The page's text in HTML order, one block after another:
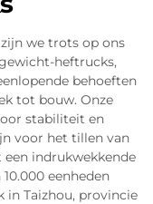
we trots op ons
heftrucks,
behoeften
tot bouw. Onze
stabiliteit en
voor het tillen van
indrukwekkende
eenheden
in Taizhou, provincie